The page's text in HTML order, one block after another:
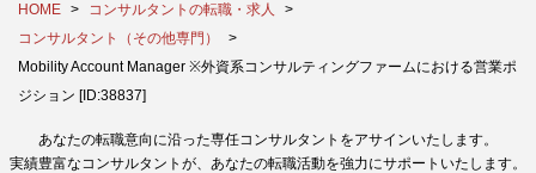
HOME
コンサルタントの転職・求人
コンサルタント（その他専門）
Mobility Account Manager ※外資系コンサルティングファームにおける営業ポ
ジション [ID:38837]
あなたの転職意向に沿った専任コンサルタントをアサインいたします。
実績豊富なコンサルタントが、あなたの転職活動を強力にサポートいたします。